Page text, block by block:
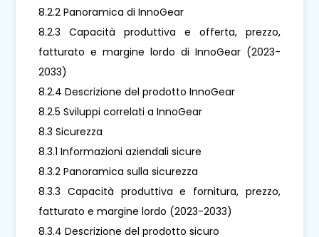
8.2.2 Panoramica di InnoGear
8.2.3 Capacità produttiva e offerta, prezzo,
fatturato e margine lordo di InnoGear (2023-
2033)
8.2.4 Descrizione del prodotto InnoGear
8.2.5 Sviluppi correlati a InnoGear
8.3 Sicurezza
8.3.1 Informazioni aziendali sicure
8.3.2 Panoramica sulla sicurezza
8.3.3 Capacità produttiva e fornitura, prezzo,
fatturato e margine lordo (2023-2033)
8.3.4 Descrizione del prodotto sicuro